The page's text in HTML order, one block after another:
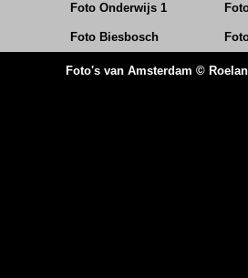
Foto Onderwijs 1
Foto Biesbosch
Foto's van Amsterdam ©